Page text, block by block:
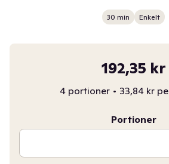
30 min Enkelt
192,35 kr
4 portioner • 33,84 kr
Portioner